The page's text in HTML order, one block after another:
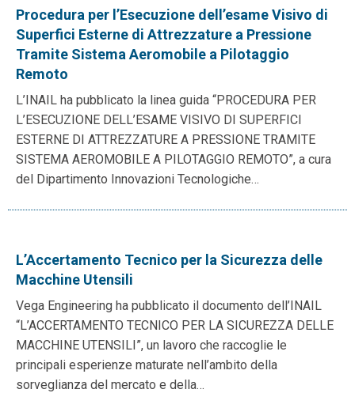
Procedura per l’Esecuzione dell’esame Visivo di
Superfici Esterne di Attrezzature a Pressione
Tramite Sistema Aeromobile a Pilotaggio
Remoto
L’INAIL ha pubblicato la linea guida “PROCEDURA PER
L’ESECUZIONE DELL’ESAME VISIVO DI SUPERFICI
ESTERNE DI ATTREZZATURE A PRESSIONE TRAMITE
SISTEMA AEROMOBILE A PILOTAGGIO REMOTO”, a cura
del Dipartimento Innovazioni Tecnologiche…
L’Accertamento Tecnico per la Sicurezza delle
Macchine Utensili
Vega Engineering ha pubblicato il documento dell’INAIL
“L’ACCERTAMENTO TECNICO PER LA SICUREZZA DELLE
MACCHINE UTENSILI”, un lavoro che raccoglie le
principali esperienze maturate nell’ambito della
sorveglianza del mercato e della…